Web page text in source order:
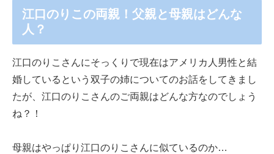
江口のりこの両親！父親と母親はどんな
人？
江口のりこさんにそっくりで現在はアメリカ人男性と結
婚しているという双子の姉についてのお話をしてきまし
たが、江口のりこさんのご両親はどんな方なのでしょう
ね？！
母親はやっぱり江口のりこさんに似ているのか…